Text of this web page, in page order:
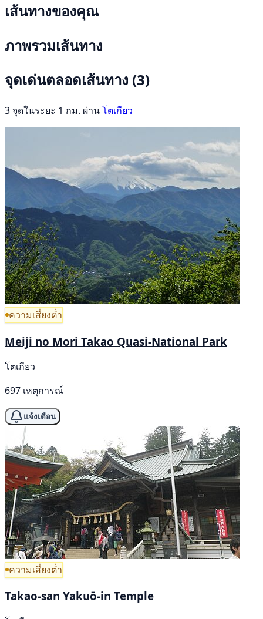
เส้นทางของคุณ
ภาพรวมเส้นทาง
จุดเด่นตลอดเส้นทาง (3)
3 จุดในระยะ 1 กม. ผ่านโตเกียว
ความเสี่ยงต่ำ
Meiji no Mori Takao Quasi-National Park
โตเกียว
697 เหตุการณ์
แจ้งเตือน
ความเสี่ยงต่ำ
Takao-san Yakuō-in Temple